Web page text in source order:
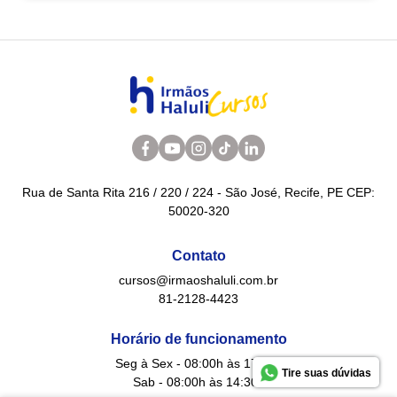
Tire suas dúvidas
Contato
cursos@irmaoshaluli.com.br
81-2128-4423
Horário de funcionamento
Seg à Sex - 08:00h às 17:30h
Sab - 08:00h às 14:30h
Rua de Santa Rita 216 / 220 / 224 - São José, Recife, PE CEP:
50020-320